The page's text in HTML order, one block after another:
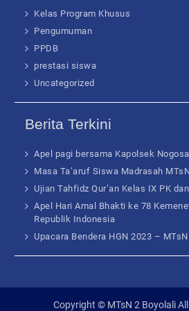
Kelas Program Khusus
Pengumuman
PPDB
prestasi siswa
Uncategorized
Berita Terkini
Apel pagi bersama Kapolsek
Masa Ta’aruf Siswa Madrasah
Ujian Tahfidz Qur’an Kelas IX PK
Apel Hari Amal Bhakti ke 78
Republik Indonesia
Upacara Bendera HGN 2023 –
Copyright © MTsN 2 Boyolali